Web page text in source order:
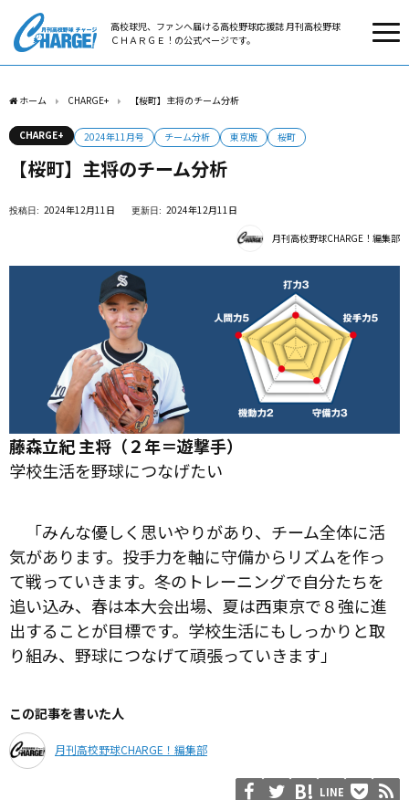
高校球児、ファンへ届ける高校野球応援誌 月刊高校野球
ＣＨＡＲＧＥ！の公式ページです。
ホーム CHARGE+ 【桜町】主将のチーム分析
CHARGE+ 2024年11月号 チーム分析 東京版 桜町
【桜町】主将のチーム分析
2024年12月11日 2024年12月11日
月刊高校野球CHARGE！編集部
藤森立紀 主将（２年＝遊撃手）
学校生活を野球につなげたい
「みんな優しく思いやりがあり、チーム全体に活
気があります。投手力を軸に守備からリズムを作っ
て戦っていきます。冬のトレーニングで自分たちを
追い込み、春は本大会出場、夏は西東京で８強に進
出することが目標です。学校生活にもしっかりと取
り組み、野球につなげて頑張っていきます」
この記事を書いた人
月刊高校野球CHARGE！編集部
LINE